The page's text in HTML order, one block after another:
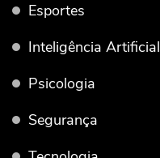
Esportes
Inteligência Artificial
Psicologia
Segurança